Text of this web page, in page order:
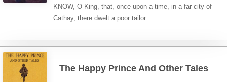
KNOW, O King, that, once upon a time, in a far city of
Cathay, there dwelt a poor tailor ...
The Happy Prince And Other Tales